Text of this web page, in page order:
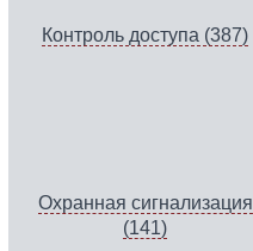
Контроль доступа (387)
Охранная сигнализация
(141)